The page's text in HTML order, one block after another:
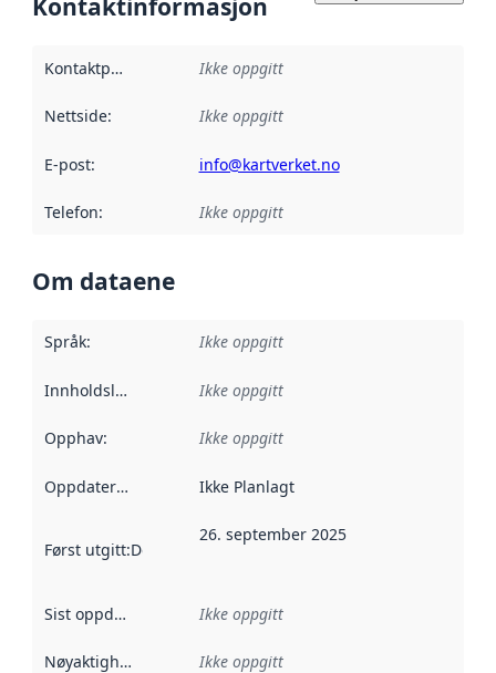
Kontaktinformasjon
Kontaktpunkt Ikke oppgitt
Nettside: Ikke oppgitt
E-post: info@kartverket.no
Telefon: Ikke oppgitt
Om dataene
Språk: Ikke oppgitt
Innholdsleverandører :
Ikke oppgitt
Opphav: Ikke oppgitt
Oppdateringsfrekvens :
Ikke Planlagt
Først utgitt:Denne datoen sier når dataene i dette
26. september 2025
Sist oppdatert Ikke oppgitt
Nøyaktighet Ikke oppgitt